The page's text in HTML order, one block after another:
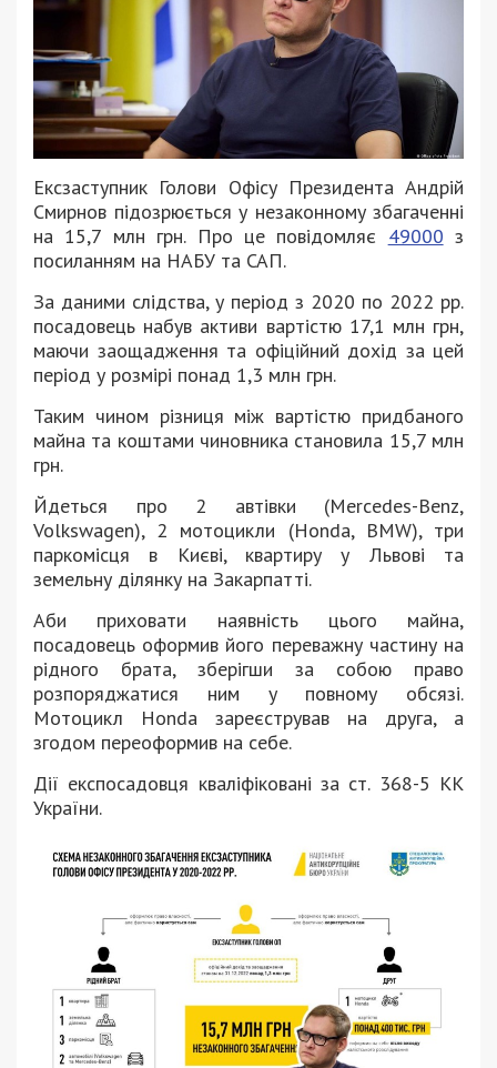
Ексзаступник Голови Офісу Президента Андрій
Смирнов підозрюється у незаконному збагаченні
на 15,7 млн грн. Про це повідомляє 49000 з
посиланням на НАБУ та САП.
За даними слідства, у період з 2020 по 2022 рр.
посадовець набув активи вартістю 17,1 млн грн,
маючи заощадження та офіційний дохід за цей
період у розмірі понад 1,3 млн грн.
Таким чином різниця між вартістю придбаного
майна та коштами чиновника становила 15,7 млн
грн.
Йдеться про 2 автівки (Mercedes-Benz,
Volkswagen), 2 мотоцикли (Honda, BMW), три
паркомісця в Києві, квартиру у Львові та
земельну ділянку на Закарпатті.
Аби приховати наявність цього майна,
посадовець оформив його переважну частину на
рідного брата, зберігши за собою право
розпоряджатися ним у повному обсязі.
Мотоцикл Honda зареєстрував на друга, а
згодом переоформив на себе.
Дії експосадовця кваліфіковані за ст. 368-5 КК
України.